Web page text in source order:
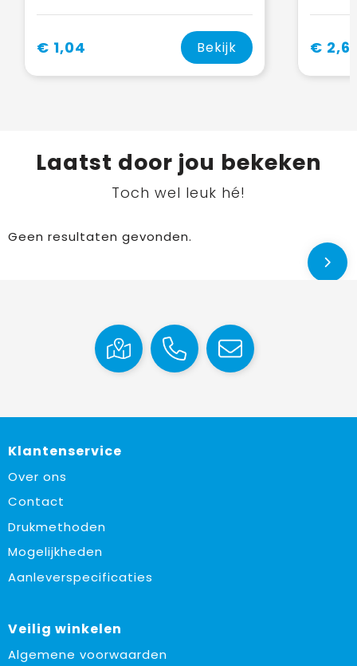
€ 1,04 Bekijk €
Laatst door jou bekeken
Toch wel leuk hé!
Geen resultaten gevonden.
Klantenservice
Over ons
Contact
Drukmethoden
Mogelijkheden
Aanleverspecificaties
Veilig winkelen
Algemene voorwaarden